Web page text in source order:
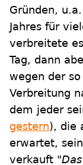
Gründen,
Jahres für
verbreitete
Tag, dann
wegen der
Verbreitung
dem jeder
gestern), die
erwartet,
verkauft